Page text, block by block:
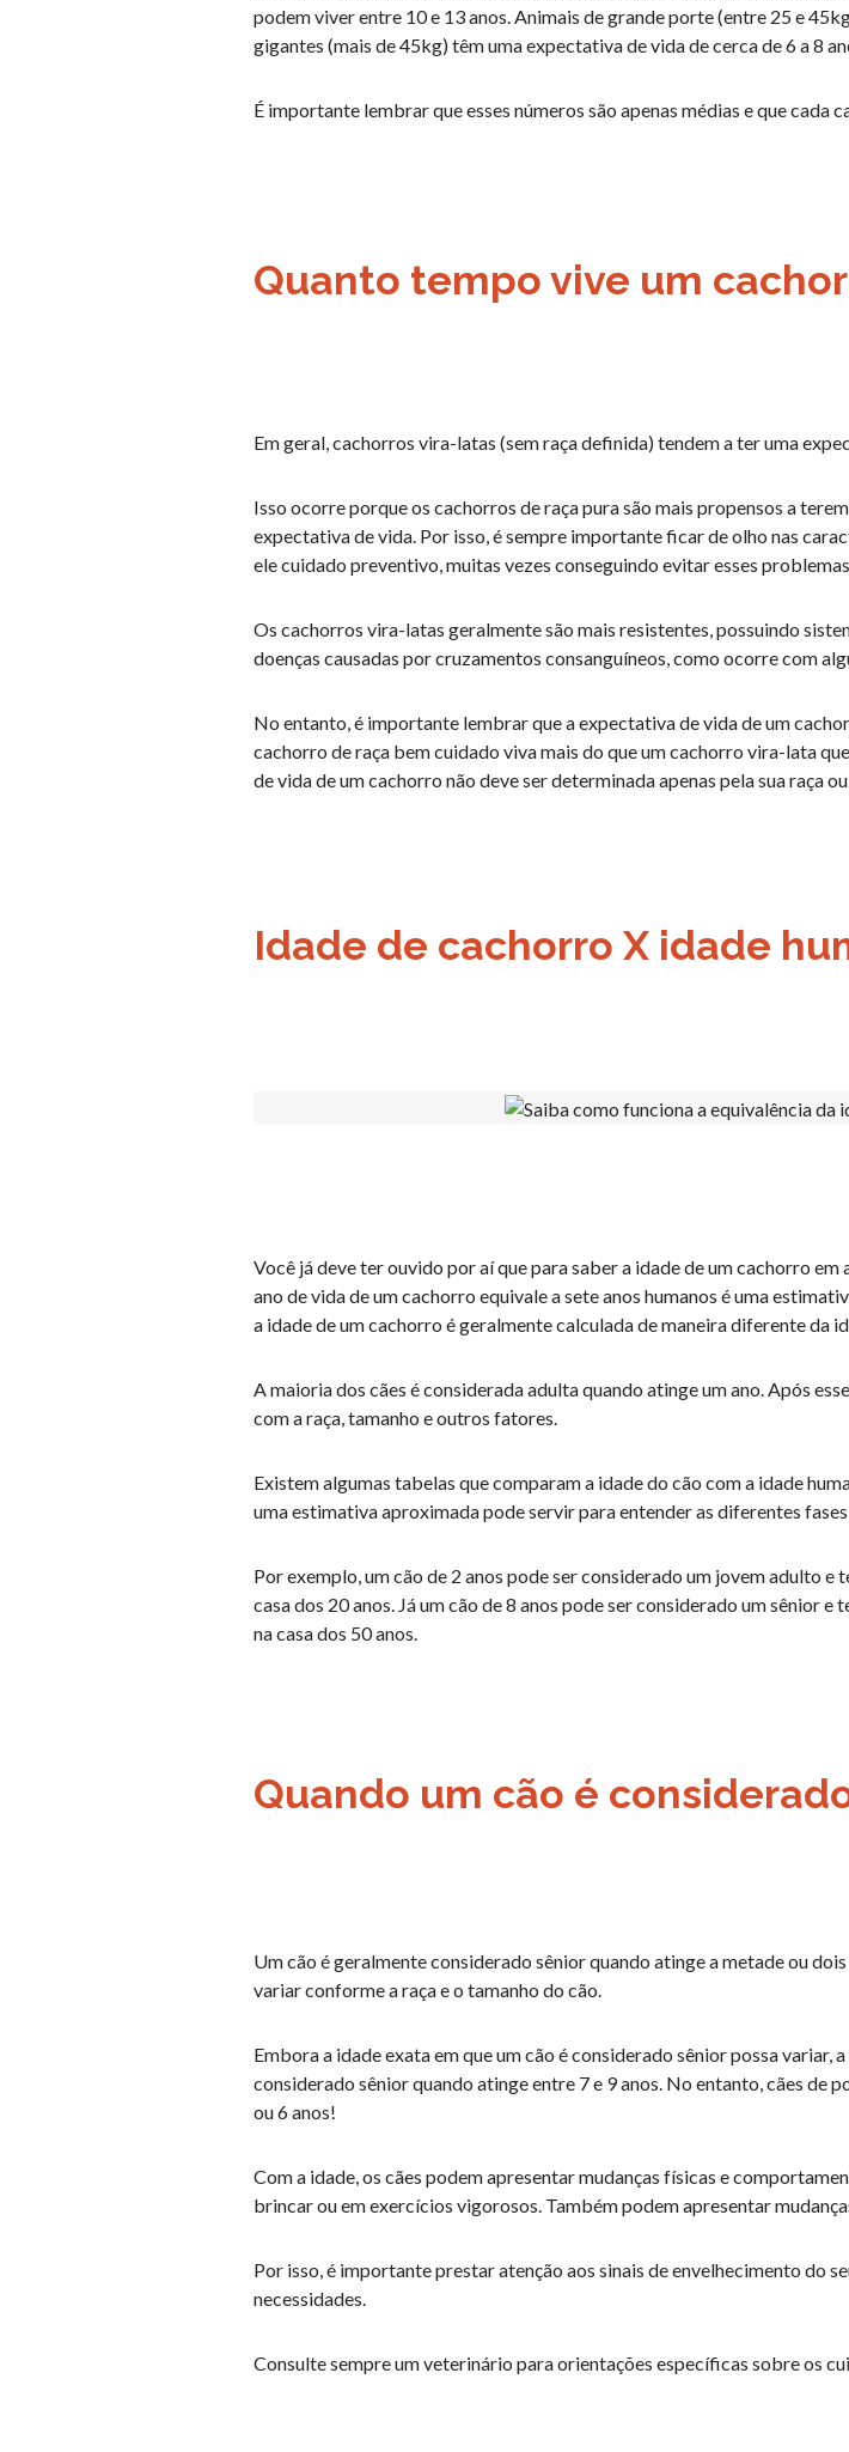
podem viver entre 10 e 13 anos. Animais de grande porte (entre 25 e
gigantes (mais de 45kg) têm uma expectativa de vida de cerca de 6 a 8
É importante lembrar que esses números são apenas médias e que cada
Quanto tempo vive um
Em geral, cachorros vira-latas (sem raça definida) tendem a ter uma
Isso ocorre porque os cachorros de raça pura são mais propensos a
expectativa de vida. Por isso, é sempre importante ficar de olho nas
ele cuidado preventivo, muitas vezes conseguindo evitar esses
Os cachorros vira-latas geralmente são mais resistentes, possuindo
doenças causadas por cruzamentos consanguíneos, como ocorre com
No entanto, é importante lembrar que a expectativa de vida de um
cachorro de raça bem cuidado viva mais do que um cachorro vira-lata
de vida de um cachorro não deve ser determinada apenas pela sua raça
Idade de cachorro X idade
Você já deve ter ouvido por aí que para saber a idade de um cachorro
ano de vida de um cachorro equivale a sete anos humanos é uma
a idade de um cachorro é geralmente calculada de maneira diferente da
A maioria dos cães é considerada adulta quando atinge um ano. Após
com a raça, tamanho e outros fatores.
Existem algumas tabelas que comparam a idade do cão com a idade
uma estimativa aproximada pode servir para entender as diferentes
Por exemplo, um cão de 2 anos pode ser considerado um jovem adulto
casa dos 20 anos. Já um cão de 8 anos pode ser considerado um sênior
na casa dos 50 anos.
Quando um cão é
Um cão é geralmente considerado sênior quando atinge a metade ou
variar conforme a raça e o tamanho do cão.
Embora a idade exata em que um cão é considerado sênior possa
considerado sênior quando atinge entre 7 e 9 anos. No entanto, cães de
ou 6 anos!
Com a idade, os cães podem apresentar mudanças físicas e
brincar ou em exercícios vigorosos. Também podem apresentar
Por isso, é importante prestar atenção aos sinais de envelhecimento do
necessidades.
Consulte sempre um veterinário para orientações específicas sobre os